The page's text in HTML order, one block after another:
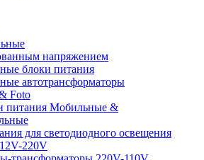
напряжением
блоки питания
автотрансформаторы
Foto
питания Мобильные &
для светодиодного освещения
220V